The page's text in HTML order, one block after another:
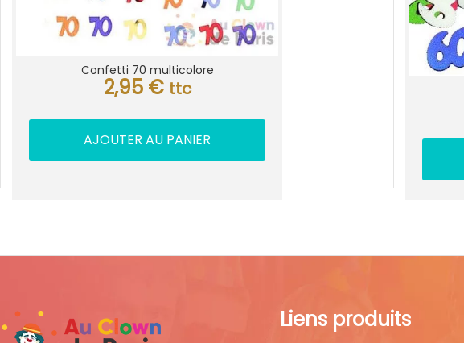
Confetti 70 multicolore
2,95 € ttc
AJOUTER AU PANIER
Liens produits